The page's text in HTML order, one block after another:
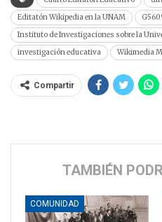
Editatón Wikipedia en la UNAM
Instituto de Investigaciones sobre la
investigación educativa
Wikimedia
Compartir
TAMBIÉN
COMUNIDAD